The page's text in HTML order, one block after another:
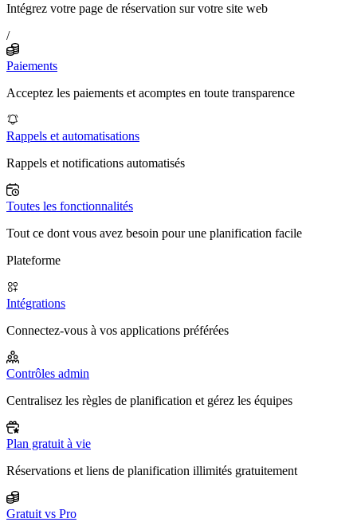
Intégrez votre page de réservation sur votre site web
/
Paiements
Acceptez les paiements et acomptes en toute transparence
Rappels et automatisations
Rappels et notifications automatisés
Toutes les fonctionnalités
Tout ce dont vous avez besoin pour une planification facile
Plateforme
Intégrations
Connectez-vous à vos applications préférées
Contrôles admin
Centralisez les règles de planification et gérez les équipes
Plan gratuit à vie
Réservations et liens de planification illimités gratuitement
Gratuit vs Pro